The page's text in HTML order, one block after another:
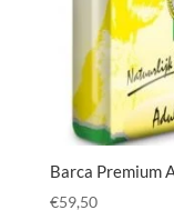
Barca Premium
€59,50